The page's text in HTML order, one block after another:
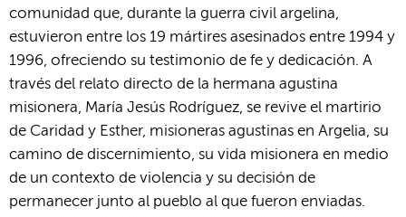
comunidad que, durante la guerra civil argelina,
estuvieron entre los 19 mártires asesinados entre 1994 y
1996, ofreciendo su testimonio de fe y dedicación. A
través del relato directo de la hermana agustina
misionera, María Jesús Rodríguez, se revive el martirio
de Caridad y Esther, misioneras agustinas en Argelia, su
camino de discernimiento, su vida misionera en medio
de un contexto de violencia y su decisión de
permanecer junto al pueblo al que fueron enviadas.